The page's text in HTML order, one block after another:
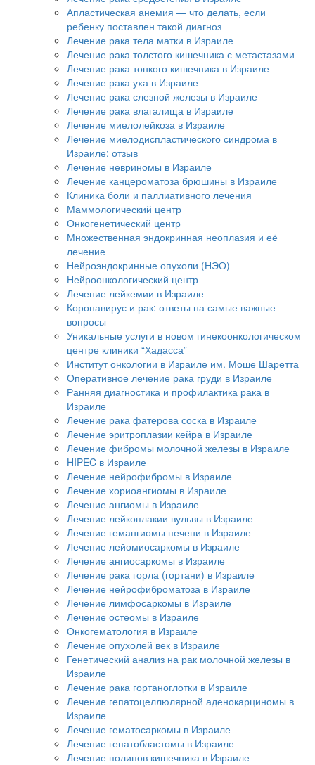
Апластическая анемия — что делать, если
ребенку поставлен такой диагноз
Лечение рака тела матки в Израиле
Лечение рака толстого кишечника с метастазами
Лечение рака тонкого кишечника в Израиле
Лечение рака уха в Израиле
Лечение рака слезной железы в Израиле
Лечение рака влагалища в Израиле
Лечение миелолейкоза в Израиле
Лечение миелодиспластического синдрома в
Израиле: отзыв
Лечение невриномы в Израиле
Лечение канцероматоза брюшины в Израиле
Клиника боли и паллиативного лечения
Маммологический центр
Онкогенетический центр
Множественная эндокринная неоплазия и её
лечение
Нейроэндокринные опухоли (НЭО)
Нейроонкологический центр
Лечение лейкемии в Израиле
Коронавирус и рак: ответы на самые важные
вопросы
Уникальные услуги в новом гинекоонкологическом
центре клиники “Хадасса”
Институт онкологии в Израиле им. Моше Шаретта
Оперативное лечение рака груди в Израиле
Ранняя диагностика и профилактика рака в
Израиле
Лечение рака фатерова соска в Израиле
Лечение эритроплазии кейра в Израиле
Лечение фибромы молочной железы в Израиле
HIPEC в Израиле
Лечение нейрофибромы в Израиле
Лечение хориоангиомы в Израиле
Лечение ангиомы в Израиле
Лечение лейкоплакии вульвы в Израиле
Лечение гемангиомы печени в Израиле
Лечение лейомиосаркомы в Израиле
Лечение ангиосаркомы в Израиле
Лечение рака горла (гортани) в Израиле
Лечение нейрофиброматоза в Израиле
Лечение лимфосаркомы в Израиле
Лечение остеомы в Израиле
Онкогематология в Израиле
Лечение опухолей век в Израиле
Генетический анализ на рак молочной железы в
Израиле
Лечение рака гортаноглотки в Израиле
Лечение гепатоцеллюлярной аденокарциномы в
Израиле
Лечение гематосаркомы в Израиле
Лечение гепатобластомы в Израиле
Лечение полипов кишечника в Израиле